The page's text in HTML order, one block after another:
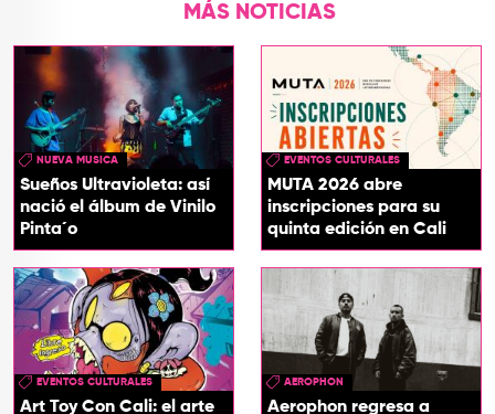
MÁS NOTICIAS
NUEVA MUSICA
Sueños Ultravioleta: así
nació el álbum de Vinilo
Pinta´o
EVENTOS CULTURALES
MUTA 2026 abre
inscripciones para su
quinta edición en Cali
EVENTOS CULTURALES
Art Toy Con Cali: el arte
AEROPHON
Aerophon regresa a